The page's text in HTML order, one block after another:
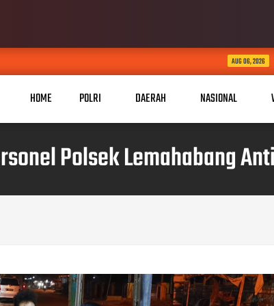
KABID HUMAS POLDA
HOME POLRI DAERAH NASIONAL
Polsek Lemahabang